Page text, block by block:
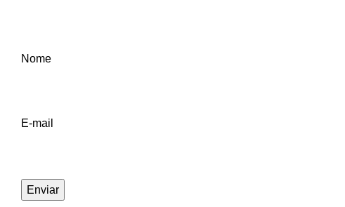
Nome
E-mail